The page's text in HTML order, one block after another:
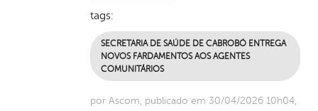
tags:
SECRETARIA DE SAÚDE DE CABROBÓ ENTREGA
NOVOS FARDAMENTOS AOS AGENTES
COMUNITÁRIOS
por Ascom, publicado em 30/04/2026 10h04,